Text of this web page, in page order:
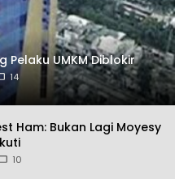
Pelaku UMKM Diblokir
14
Ham: Bukan Lagi Moyesy
10